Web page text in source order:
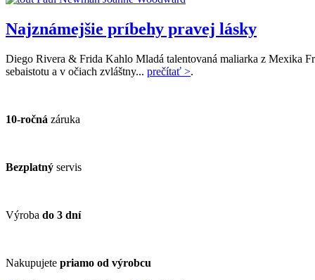
Najznámejšie príbehy pravej lásky
Diego Rivera & Frida Kahlo Mladá talentovaná maliarka z Mexika
sebaistotu a v očiach zvláštny... prečítať >.
10-ročná záruka
Bezplatný servis
Výroba do 3 dní
Nakupujete priamo od výrobcu